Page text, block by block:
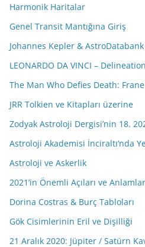
Harmonik Haritalar
Genel Transit Mantığına Giriş
Johannes Kepler & AstroDatabank
LEONARDO DA VINCI –
The Man Who Defies Death:
JRR Tolkien ve Kitapları üzerine
Zodyak Astroloji Dergisi’nin 18.
Astroloji Akademisi İnciraltı’nda
Astroloji ve Askerlik
2021’in Önemli Açıları ve
Dorina Costras & Burç Tabloları
Gök Cisimlerinin Eril ve Dişilliği
21 Aralık 2020: Jüpiter / Satürn